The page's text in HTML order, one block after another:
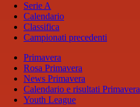
Serie A
Calendario
Classifica
Campionati precedenti
Primavera
Rosa Primavera
News Primavera
Calendario e risultati Primavera
Youth League